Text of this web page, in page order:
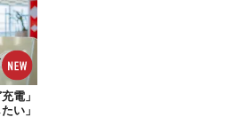
から起こることが変わるわけでは
電」
い」